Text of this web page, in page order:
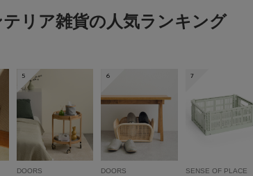
リア雑貨の人気ランキング
5
DOORS
6
DOORS
7
SENSE OF PLACE